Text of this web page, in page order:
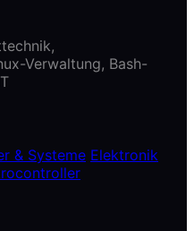
Verwaltung, Bash-
& Systeme Elektronik